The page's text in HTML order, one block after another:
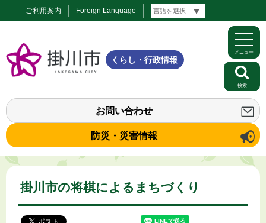
ご利用案内 Foreign Language
くらし・行政情報
お問い合わせ
防災・災害情報
メニュー
検索
掛川市の将棋によるまちづくり